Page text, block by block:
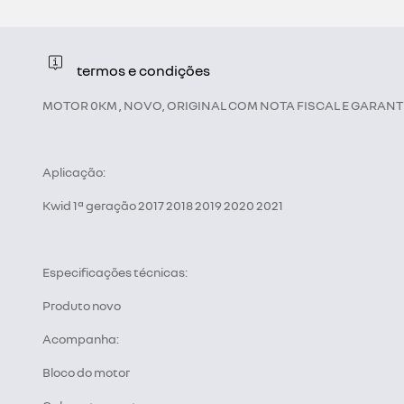
termos e condições
MOTOR 0KM , NOVO, ORIGINAL COM NOTA FISCAL E
Aplicação:
Kwid 1ª geração 2017 2018 2019 2020 2021
Especificações técnicas:
Produto novo
Acompanha:
Bloco do motor